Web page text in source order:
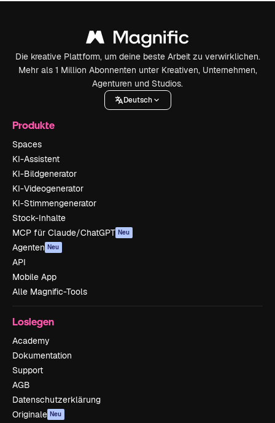
Die kreative Plattform, um deine beste Arbeit zu verwirklichen.
Mehr als 1 Million Abonnenten unter Kreativen, Unternehmen,
Agenturen und Studios.
Deutsch
Produkte
Spaces
KI-Assistent
KI-Bildgenerator
KI-Videogenerator
KI-Stimmengenerator
Stock-Inhalte
MCP für Claude/ChatGPT Neu
Agenten Neu
API
Mobile App
Alle Magnific-Tools
Loslegen
Academy
Dokumentation
Support
AGB
Datenschutzerklärung
Originale Neu